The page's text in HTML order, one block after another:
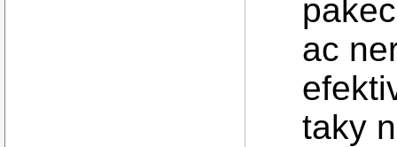
ac
taky